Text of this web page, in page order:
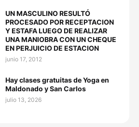
UN MASCULINO RESULTÓ
PROCESADO POR RECEPTACION
Y ESTAFA LUEGO DE REALIZAR
UNA MANIOBRA CON UN CHEQUE
EN PERJUICIO DE ESTACION
junio 17, 2012
Hay clases gratuitas de Yoga en
Maldonado y San Carlos
julio 13, 2026